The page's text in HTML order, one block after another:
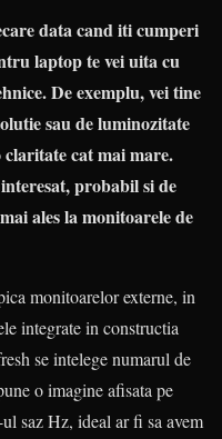
data cand iti cumperi
laptop te vei uita cu
De exemplu, vei tine
sau de luminozitate
cat mai mare.
probabil si de
ales la monitoarele de
monitoarelor externe, in
integrate in constructia
se intelege numarul de
o imagine afisata pe
saz Hz, ideal ar fi sa avem